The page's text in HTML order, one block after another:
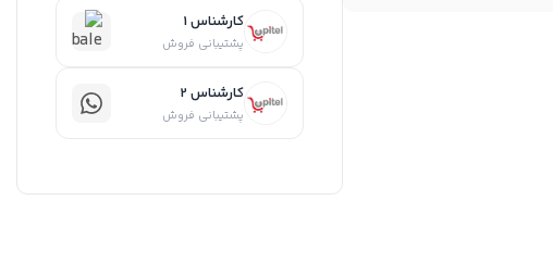
کارشناس 1
پشتیبانی فروش
کارشناس 2
پشتیبانی فروش